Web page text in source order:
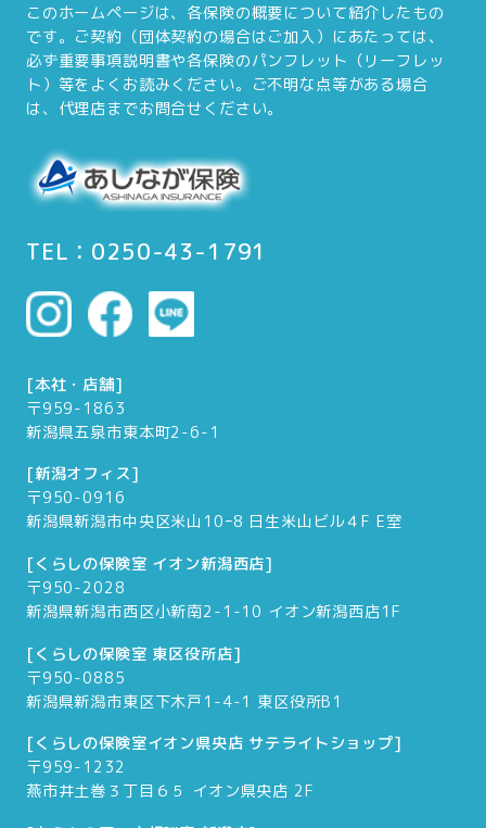
このホームページは、各保険の概要について紹介したもの
です。ご契約（団体契約の場合はご加入）にあたっては、
必ず重要事項説明書や各保険のパンフレット（リーフレッ
ト）等をよくお読みください。ご不明な点等がある場合
は、代理店までお問合せください。
TEL：0250-43-1791
[本社・店舗]
〒959-1863
新潟県五泉市東本町2-6-1
[新潟オフィス]
〒950-0916
新潟県新潟市中央区米山10ｰ8 日生米山ビル４F E室
[くらしの保険室 イオン新潟西店]
〒950-2028
新潟県新潟市西区小新南2-1-10 イオン新潟西店1F
[くらしの保険室 東区役所店]
〒950-0885
新潟県新潟市東区下木戸1-4-1 東区役所B1
[くらしの保険室イオン県央店 サテライトショップ]
〒959-1232
燕市井土巻３丁目６５ イオン県央店 2F